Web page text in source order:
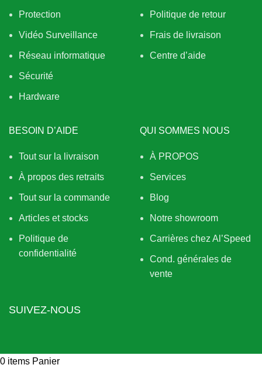
Protection
Vidéo Surveillance
Réseau informatique
Sécurité
Hardware
Politique de retour
Frais de livraison
Centre d’aide
BESOIN D’AIDE
Tout sur la livraison
À propos des retraits
Tout sur la commande
Articles et stocks
Politique de
confidentialité
QUI SOMMES NOUS
À PROPOS
Services
Blog
Notre showroom
Carrières chez Al’Speed
Cond. générales de
vente
SUIVEZ-NOUS
0 items Panier